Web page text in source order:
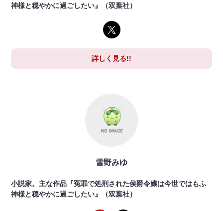
神様と穏やかに過ごしたい』（双葉社）
詳しく見る!!
雪野みゆ
小説家。主な作品『冤罪で処刑された侯爵令嬢は今世ではもふ
神様と穏やかに過ごしたい』（双葉社）